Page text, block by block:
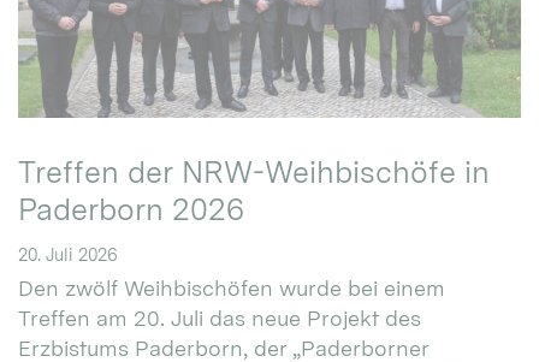
Treffen der NRW-Weihbischöfe in
Paderborn 2026
20. Juli 2026
Den zwölf Weihbischöfen wurde bei einem
Treffen am 20. Juli das neue Projekt des
Erzbistums Paderborn, der „Paderborner